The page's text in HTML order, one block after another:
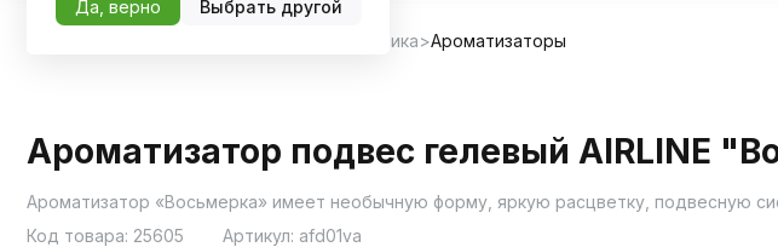
Автохимия, Автокосметика Ароматизаторы
Ароматизатор подвес гелевый AIRLINE
Ароматизатор «Восьмерка» имеет необычную форму, яркую расцветку, подвесную
Код товара: 25605 Артикул: afd01va
Да, верно Выбрать другой